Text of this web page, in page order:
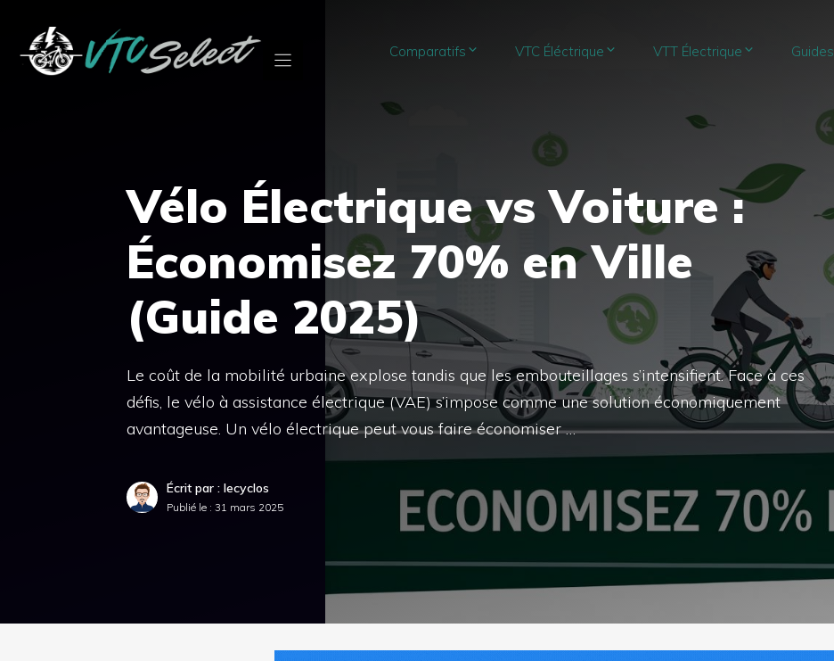
contenu
Comparatifs VTC Éléctrique VTT Électrique Guides
Vélo Électrique vs Voiture :
Économisez 70% en Ville
(Guide 2025)
Le coût de la mobilité urbaine explose tandis que les embouteillages s’intensifient. Face à ces
défis, le vélo à assistance électrique (VAE) s’impose comme une solution économiquement
avantageuse. Un vélo électrique peut vous faire économiser …
Écrit par : lecyclos
Publié le : 31 mars 2025